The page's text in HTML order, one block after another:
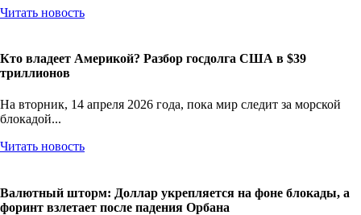
Читать новость
Кто владеет Америкой? Разбор госдолга США в $39
триллионов
На вторник, 14 апреля 2026 года, пока мир следит за морской
блокадой...
Читать новость
Валютный шторм: Доллар укрепляется на фоне блокады, а
форинт взлетает после падения Орбана